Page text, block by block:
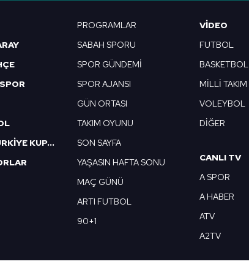
ilgili bilgi almak için lütfentıklayınız
ZİRAAT TÜRKİYE KUPASI
PROGRAMLAR
SABAH SPORU
SPOR GÜNDEMİ
SPOR AJANSI
GÜN ORTASI
TAKIM OYUNU
SON SAYFA
YAŞASIN HAFTA SONU
MAÇ GÜNÜ
ARTI FUTBOL
90+1
VIDEO
FUTBOL
BASKETBOL
MİLLİ TAKIM
VOLEYBOL
DİĞER
CANLI TV
A SPOR
A HABER
ATV
A2TV